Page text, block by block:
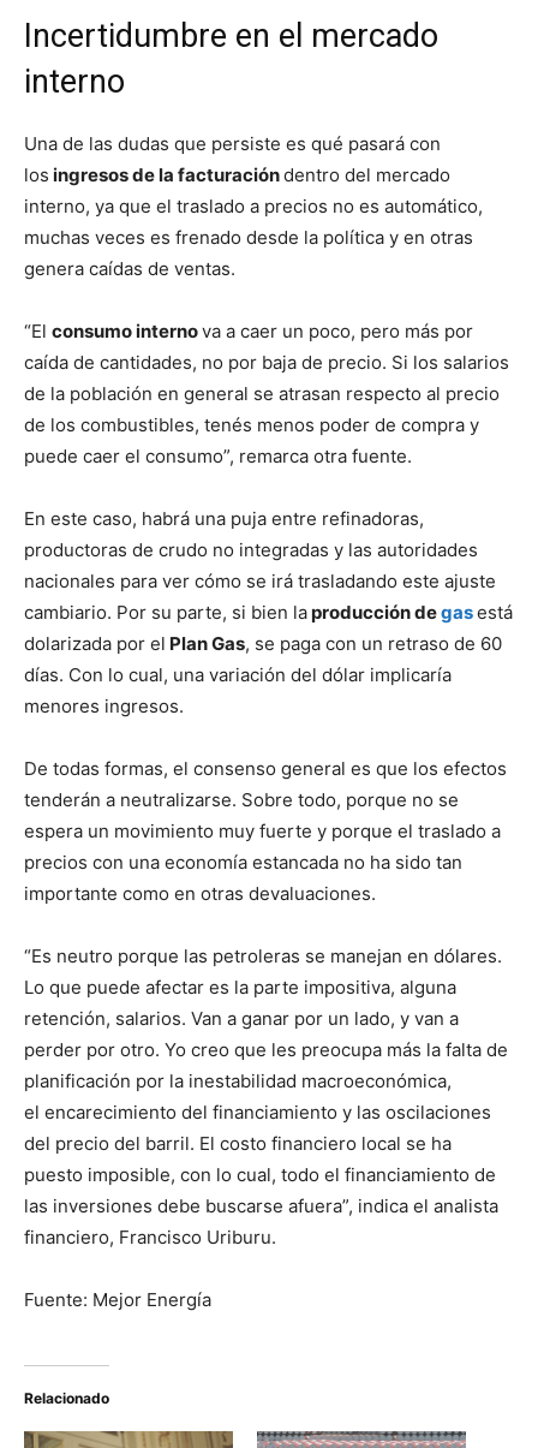
Incertidumbre en el mercado
interno
Una de las dudas que persiste es qué pasará con
los ingresos de la facturacióndentro del mercado
interno, ya que el traslado a precios no es automático,
muchas veces es frenado desde la política y en otras
genera caídas de ventas.
“El consumo internova a caer un poco, pero más por
caída de cantidades, no por baja de precio. Si los salarios
de la población en general se atrasan respecto al precio
de los combustibles, tenés menos poder de compra y
puede caer el consumo”, remarca otra fuente.
En este caso, habrá una puja entre refinadoras,
productoras de crudo no integradas y las autoridades
nacionales para ver cómo se irá trasladando este ajuste
cambiario. Por su parte, si bien laproducción degasestá
dolarizada por el Plan Gas, se paga con un retraso de 60
días. Con lo cual, una variación del dólar implicaría
menores ingresos.
De todas formas, el consenso general es que los efectos
tenderán a neutralizarse. Sobre todo, porque no se
espera un movimiento muy fuerte y porque el traslado a
precios con una economía estancada no ha sido tan
importante como en otras devaluaciones.
“Es neutro porque las petroleras se manejan en dólares.
Lo que puede afectar es la parte impositiva, alguna
retención, salarios. Van a ganar por un lado, y van a
perder por otro. Yo creo que les preocupa más la falta de
planificación por la inestabilidad macroeconómica,
el encarecimiento del financiamiento y las oscilaciones
del precio del barril. El costo financiero local se ha
puesto imposible, con lo cual, todo el financiamiento de
las inversiones debe buscarse afuera”, indica el analista
financiero, Francisco Uriburu.
Fuente: Mejor Energía
Relacionado